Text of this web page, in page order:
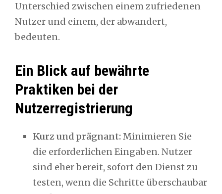
Unterschied zwischen einem zufriedenen
Nutzer und einem, der abwandert,
bedeuten.
Ein Blick auf bewährte
Praktiken bei der
Nutzerregistrierung
Kurz und prägnant:Minimieren Sie
die erforderlichen Eingaben. Nutzer
sind eher bereit, sofort den Dienst zu
testen, wenn die Schritte überschaubar